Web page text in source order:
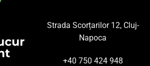
Strada Scorțarilor 12, Cluj-
Napoca
+40 750 424 948